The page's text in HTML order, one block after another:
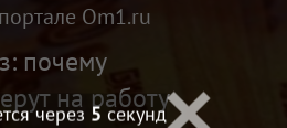
Om1.ru
почему
на работу
через 3секунд